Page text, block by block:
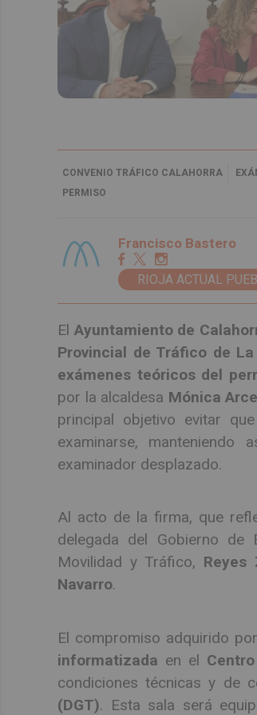
CONVENIO TRÁFICO CALAHORRA
PERMISO
Francisco Bastero
RIOJA ACTUAL
El Ayuntamiento de
Provincial de Tráfico de La
exámenes teóricos del
por la alcaldesa Mónica
principal objetivo evitar
examinarse, manteniendo
examinador desplazado.
Al acto de la firma, que
delegada del Gobierno de
Movilidad y Tráfico, Reyes
Navarro.
El compromiso adquirido
informatizada en el
condiciones técnicas y de
(DGT). Esta sala será